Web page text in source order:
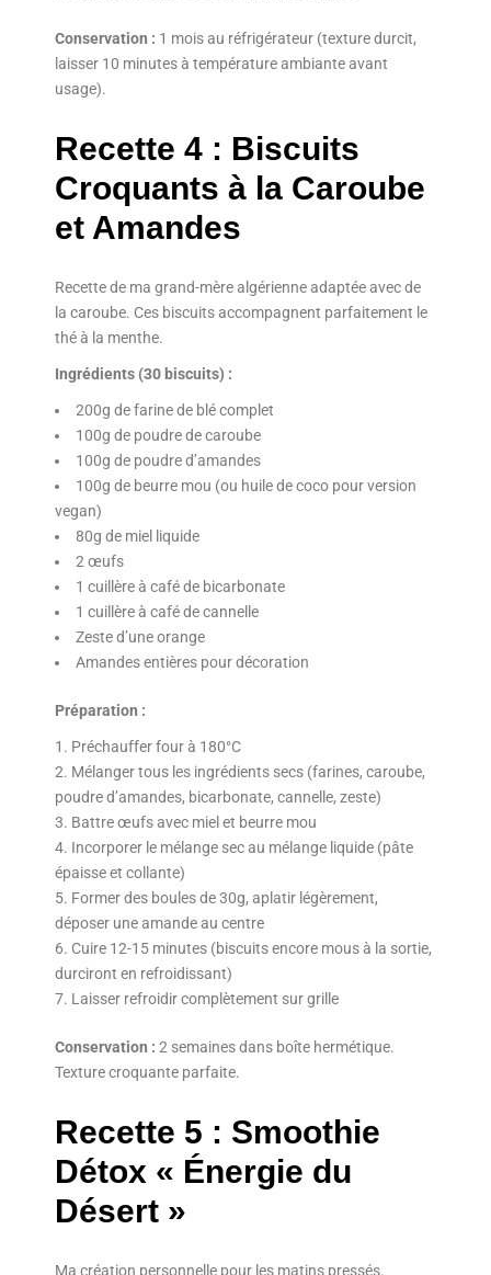
Conservation : 1 mois au réfrigérateur (texture durcit,
laisser 10 minutes à température ambiante avant
usage).
Recette 4 : Biscuits
Croquants à la Caroube
et Amandes
Recette de ma grand-mère algérienne adaptée avec de
la caroube. Ces biscuits accompagnent parfaitement le
thé à la menthe.
Ingrédients (30 biscuits) :
200g de farine de blé complet
100g de poudre de caroube
100g de poudre d’amandes
100g de beurre mou (ou huile de coco pour version
vegan)
80g de miel liquide
2 œufs
1 cuillère à café de bicarbonate
1 cuillère à café de cannelle
Zeste d’une orange
Amandes entières pour décoration
Préparation :
Préchauffer four à 180°C
Mélanger tous les ingrédients secs (farines, caroube,
poudre d’amandes, bicarbonate, cannelle, zeste)
Battre œufs avec miel et beurre mou
Incorporer le mélange sec au mélange liquide (pâte
épaisse et collante)
Former des boules de 30g, aplatir légèrement,
déposer une amande au centre
Cuire 12-15 minutes (biscuits encore mous à la sortie,
durciront en refroidissant)
Laisser refroidir complètement sur grille
Conservation : 2 semaines dans boîte hermétique.
Texture croquante parfaite.
Recette 5 : Smoothie
Détox « Énergie du
Désert »
Ma création personnelle pour les matins pressés.